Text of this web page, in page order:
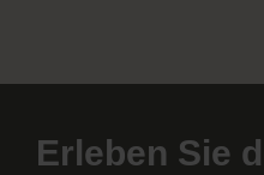
Erleben Sie